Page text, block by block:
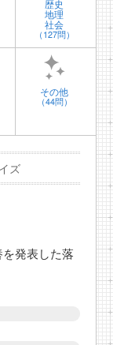
歴史
地理
社会
（127問）
その他
（44問）
ズ
発表した落